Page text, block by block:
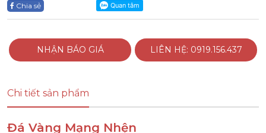
Chia sẻ
NHẬN BÁO GIÁ LIÊN HỆ: 0919.156.437
Chi tiết sản phẩm
Đá Vàng Mạng Nhện